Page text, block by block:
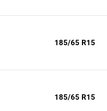
185/65 R15
185/65 R15